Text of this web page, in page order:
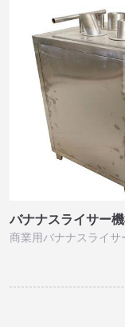
バナナスライサー
商業用バナナスライ